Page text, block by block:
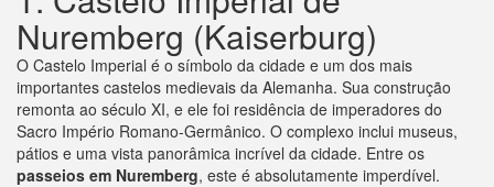
Nuremberg (Kaiserburg)
O Castelo Imperial é o símbolo da cidade e um dos mais
importantes castelos medievais da Alemanha. Sua construção
remonta ao século XI, e ele foi residência de imperadores do
Sacro Império Romano-Germânico. O complexo inclui museus,
pátios e uma vista panorâmica incrível da cidade. Entre os
passeios em Nuremberg, este é absolutamente imperdível.